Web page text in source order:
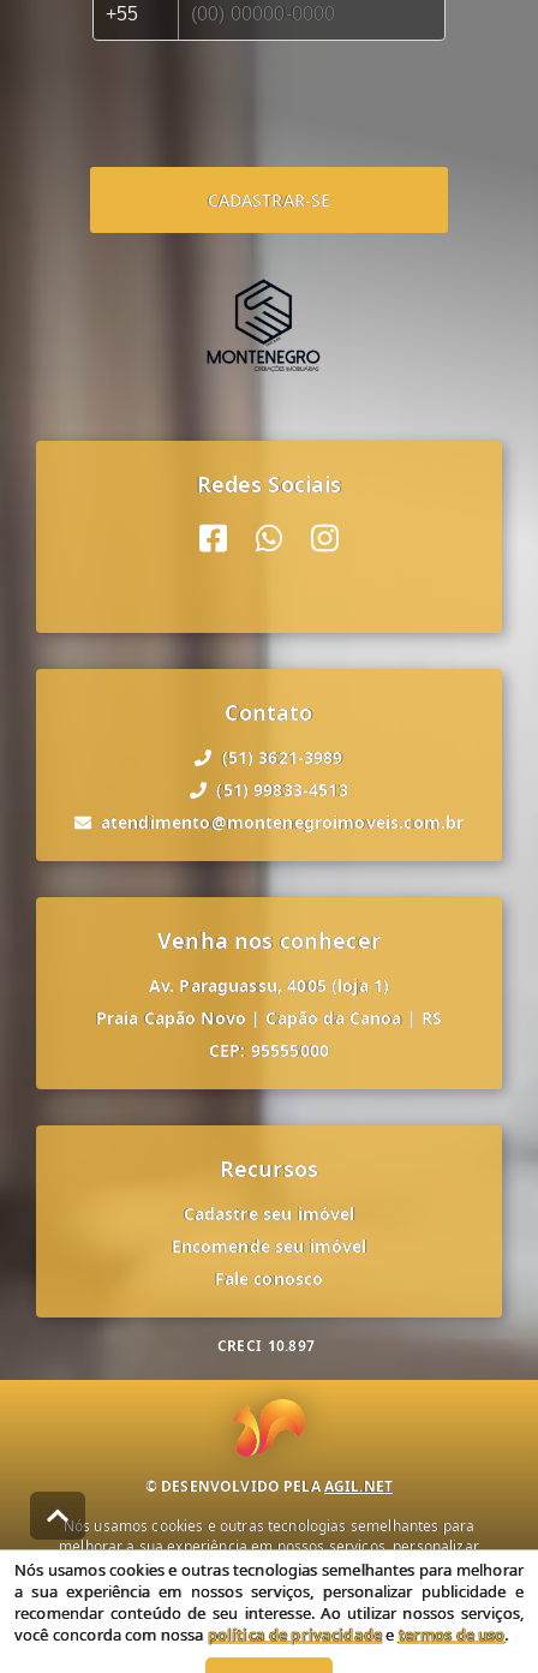
CADASTRAR-SE
Redes Sociais
Contato
(51) 3621-3989
(51) 99833-4513
atendimento@montenegroimoveis.com.br
Venha nos conhecer
Av. Paraguassu, 4005 (loja 1)
Praia Capão Novo | Capão da Canoa | RS
CEP: 95555000
Recursos
Cadastre seu imóvel
Encomende seu imóvel
Fale conosco
CRECI 10.897
© DESENVOLVIDO PELAAGIL.NET
Nós usamos cookies e outras tecnologias semelhantes para
melhorar a sua experiência em nossos serviços, personalizar
publicidade e recomendar conteúdo de seu interesse. Ao utilizar
nossos serviços, você concorda com nossa política de privacidade e
termos de uso.
Política de Privacidade Termos de uso
Nós usamos cookies e outras tecnologias semelhantes para melhorar
a sua experiência em nossos serviços, personalizar publicidade e
recomendar conteúdo de seu interesse. Ao utilizar nossos serviços,
você concorda com nossa política de privacidadeetermos de uso.